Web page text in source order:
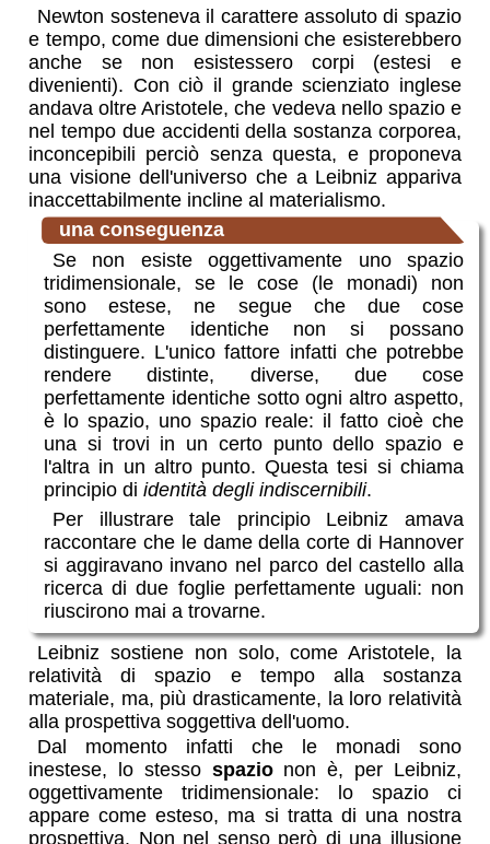
Newton sosteneva il carattere assoluto di spazio
e tempo, come due dimensioni che esisterebbero
anche se non esistessero corpi (estesi e
divenienti). Con ciò il grande scienziato inglese
andava oltre Aristotele, che vedeva nello spazio e
nel tempo due accidenti della sostanza corporea,
inconcepibili perciò senza questa, e proponeva
una visione dell'universo che a Leibniz appariva
inaccettabilmente incline al materialismo.
una conseguenza
Se non esiste oggettivamente uno spazio
tridimensionale, se le cose (le monadi) non
sono estese, ne segue che due cose
perfettamente identiche non si possano
distinguere. L'unico fattore infatti che potrebbe
rendere distinte, diverse, due cose
perfettamente identiche sotto ogni altro aspetto,
è lo spazio, uno spazio reale: il fatto cioè che
una si trovi in un certo punto dello spazio e
l'altra in un altro punto. Questa tesi si chiama
principio diidentità degli indiscernibili.
Per illustrare tale principio Leibniz amava
raccontare che le dame della corte di Hannover
si aggiravano invano nel parco del castello alla
ricerca di due foglie perfettamente uguali: non
riuscirono mai a trovarne.
Leibniz sostiene non solo, come Aristotele, la
relatività di spazio e tempo alla sostanza
materiale, ma, più drasticamente, la loro relatività
alla prospettiva soggettiva dell'uomo.
Dal momento infatti che le monadi sono
inestese, lo stesso spazionon è, per Leibniz,
oggettivamente tridimensionale: lo spazio ci
appare come esteso, ma si tratta di una nostra
prospettiva. Non nel senso però di una illusione